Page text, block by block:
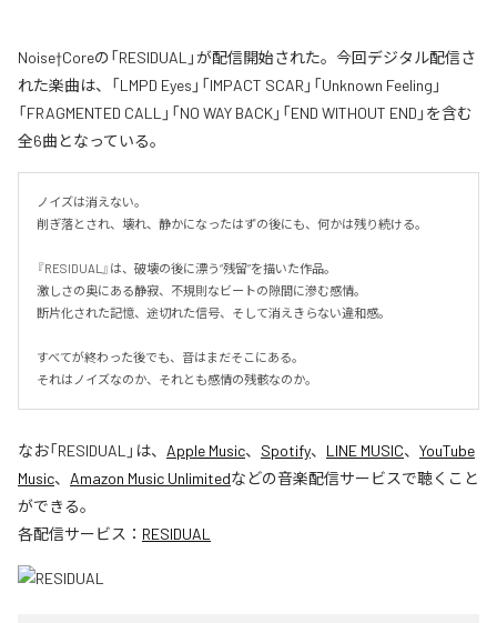
Noise†Coreの「RESIDUAL」が配信開始された。今回デジタル配信さ
れた楽曲は、「LMPD Eyes」「IMPACT SCAR」「Unknown Feeling」
「FRAGMENTED CALL」「NO WAY BACK」「END WITHOUT END」を含む
全6曲となっている。
ノイズは消えない。
削ぎ落とされ、壊れ、静かになったはずの後にも、何かは残り続ける。
『RESIDUAL』は、破壊の後に漂う“残留”を描いた作品。
激しさの奥にある静寂、不規則なビートの隙間に滲む感情。
断片化された記憶、途切れた信号、そして消えきらない違和感。
すべてが終わった後でも、音はまだそこにある。
それはノイズなのか、それとも感情の残骸なのか。
なお「RESIDUAL 」は、 Apple Music、 Spotify、 LINE MUSIC、 YouTube
Music、 Amazon Music Unlimitedなどの音楽配信サービスで聴くこと
ができる。
各配信サービス： RESIDUAL